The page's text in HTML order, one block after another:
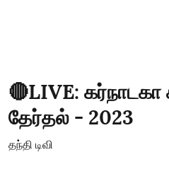
🔴LIVE:
தேர்தல் - 2023
தந்தி டிவி